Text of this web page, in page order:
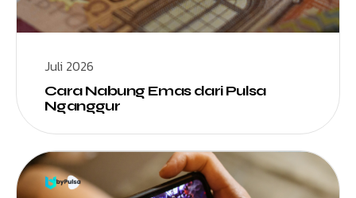
Juli 2026
Cara Nabung Emas dari Pulsa
Nganggur